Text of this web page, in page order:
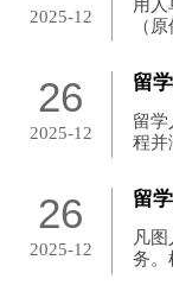
2025-12
用
（
26
2025-12
留学
程并
26
2025-12
留
凡
务。